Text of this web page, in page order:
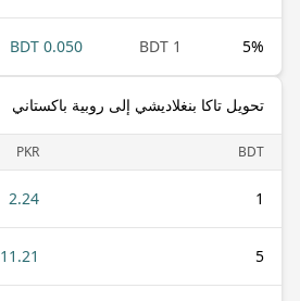
5%
1 BDT
0.050 BDT
تحويل تاكا بنغلاديشي إلى روبية باكستاني
BDT
PKR
1
2.24
5
11.21